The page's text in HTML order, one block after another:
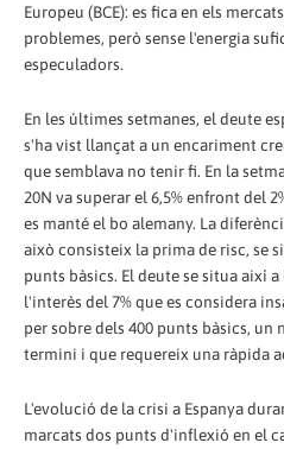
Europeu (BCE): es fica en els
problemes, però sense l'energia
especuladors.
En les últimes setmanes, el deute
s'ha vist llançat a un encariment
que semblava no tenir fi. En la
20N va superar el 6,5% enfront del
es manté el bo alemany. La
això consisteix la prima de risc, se
punts bàsics. El deute se situa així
l'interès del 7% que es considera
per sobre dels 400 punts bàsics,
termini i que requereix una ràpida
L'evolució de la crisi a Espanya
marcats dos punts d'inflexió en el